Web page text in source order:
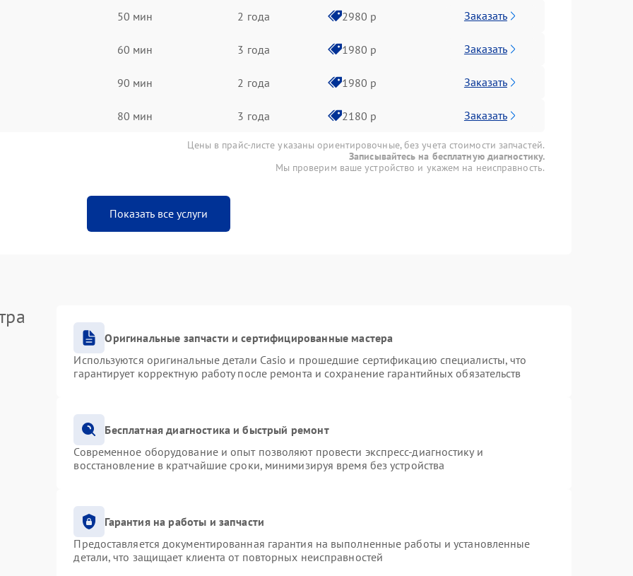
50 мин 2 года 2980 р Заказать
60 мин 3 года 1980 р Заказать
90 мин 2 года 1980 р Заказать
80 мин 3 года 2180 р Заказать
Цены в прайс-листе указаны ориентировочные, без учета стоимости запчастей.
Записывайтесь на бесплатную диагностику.
Мы проверим ваше устройство и укажем на неисправность.
Показать все услуги
Оригинальные запчасти и сертифицированные мастера
Используются оригинальные детали Casio и прошедшие сертификацию специалисты, что
гарантирует корректную работу после ремонта и сохранение гарантийных обязательств
Бесплатная диагностика и быстрый ремонт
Современное оборудование и опыт позволяют провести экспресс-диагностику и
восстановление в кратчайшие сроки, минимизируя время без устройства
Гарантия на работы и запчасти
Предоставляется документированная гарантия на выполненные работы и установленные
детали, что защищает клиента от повторных неисправностей